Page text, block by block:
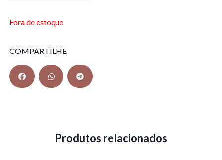
Fora de estoque
COMPARTILHE
Produtos relacionados